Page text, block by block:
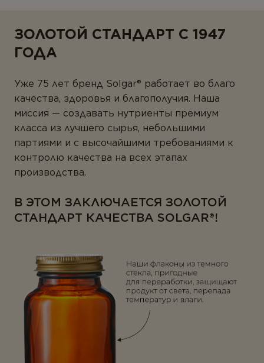
ЗОЛОТОЙ СТАНДАРТ С 1947
ГОДА
Уже 75 лет бренд Solgar® работает во благо
качества, здоровья и благополучия. Наша
миссия — создавать нутриенты премиум
класса из лучшего сырья, небольшими
партиями и с высочайшими требованиями к
контролю качества на всех этапах
производства.
В ЭТОМ ЗАКЛЮЧАЕТСЯ ЗОЛОТОЙ
СТАНДАРТ КАЧЕСТВА SOLGAR®!